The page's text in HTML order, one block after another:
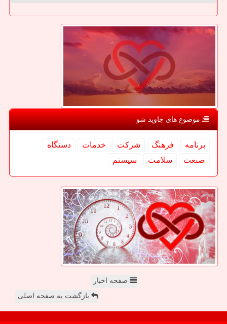
موضوع های جاوید شو
برنامه فرهنگ شركت خدمات
دستگاه
صنعت
سلامت سیستم
صفحه اخبار
بازگشت به صفحه اصلی